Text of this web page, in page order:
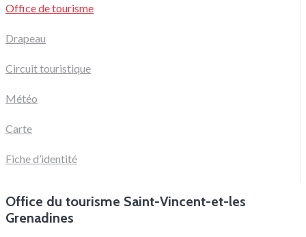
Office de tourisme
Drapeau
Circuit touristique
Météo
Carte
Fiche d’identité
Office du tourisme Saint-Vincent-et-les
Grenadines